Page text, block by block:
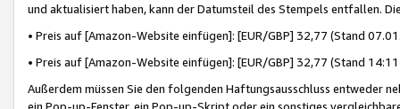
und aktualisiert haben, kann der Datumsteil des Stempels entfallen.
• Preis auf [Amazon-Website einfügen]: [EUR/GBP] 32,77 (Stand
• Preis auf [Amazon-Website einfügen]: [EUR/GBP] 32,77 (Stand
Außerdem müssen Sie den folgenden Haftungsausschluss entweder
ein Pop-up-Fenster, ein Pop-up-Skript oder ein sonstiges